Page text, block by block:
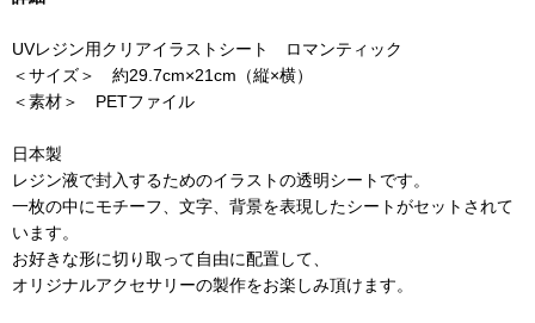
UVレジン用クリアイラストシート ロマンティック
＜サイズ＞ 約29.7cm×21cm（縦×横）
＜素材＞ PETファイル
日本製
レジン液で封入するためのイラストの透明シートです。
一枚の中にモチーフ、文字、背景を表現したシートがセットされて
います。
お好きな形に切り取って自由に配置して、
オリジナルアクセサリーの製作をお楽しみ頂けます。